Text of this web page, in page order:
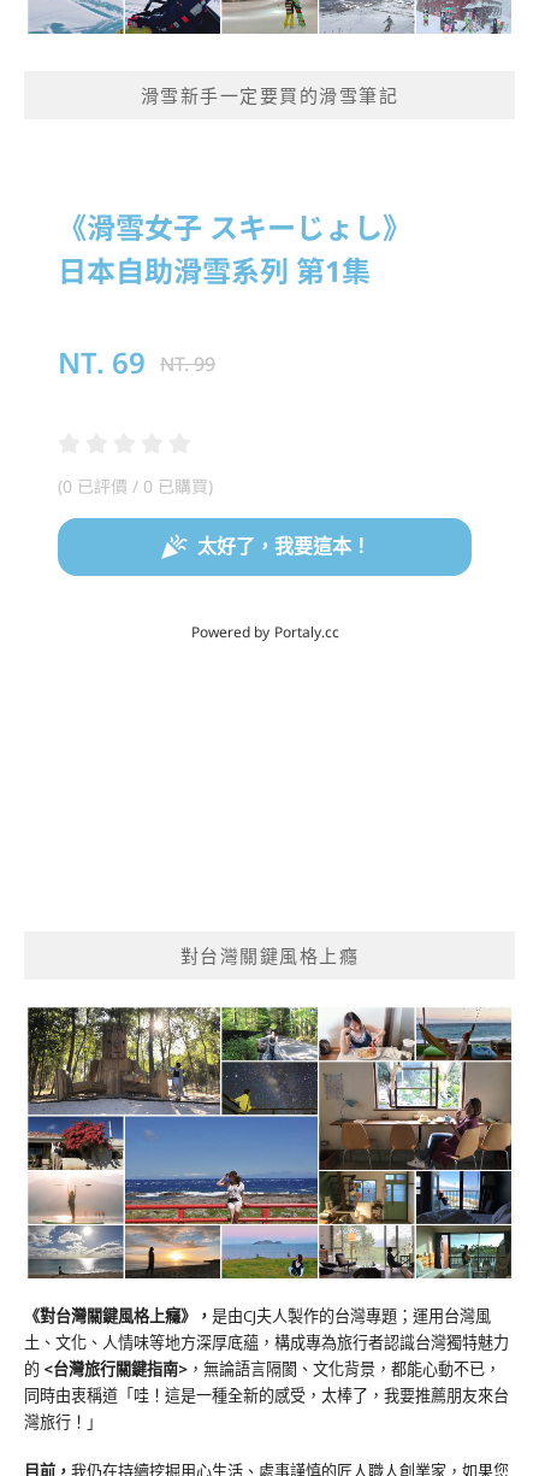
滑雪新手一定要買的滑雪筆記
對台灣關鍵風格上癮
《對台灣關鍵風格上癮》 ， 是由CJ夫人製作的台灣專題；運用台灣風
土、文化、人情味等地方深厚底蘊，構成專為旅行者認識台灣獨特魅力
的 <台灣旅行關鍵指南> ，無論語言隔閡、文化背景，都能心動不已，
同時由衷稱道「哇！這是一種全新的感受，太棒了，我要推薦朋友來台
灣旅行！」
目前， 我仍在持續挖掘用心生活、處事謹慎的匠人職人創業家，如果您